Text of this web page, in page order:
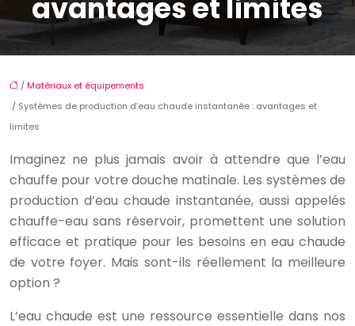
avantages et limites
/Matériaux et équipements
/ Systèmes de production d’eau chaude instantanée : avantages et
limites
Imaginez ne plus jamais avoir à attendre que l’eau
chauffe pour votre douche matinale. Les systèmes de
production d’eau chaude instantanée, aussi appelés
chauffe-eau sans réservoir, promettent une solution
efficace et pratique pour les besoins en eau chaude
de votre foyer. Mais sont-ils réellement la meilleure
option ?
L’eau chaude est une ressource essentielle dans nos